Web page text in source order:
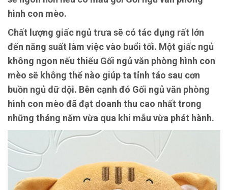
hình con mèo.
Chất lượng giấc ngủ trưa sẽ có tác dụng rất lớn
đến năng suất làm việc vào buổi tối. Một giấc ngủ
không ngon nếu thiếu Gối ngủ văn phòng hình con
mèo sẽ không thể nào giúp ta tỉnh táo sau cơn
buồn ngủ dữ dội. Bên cạnh đó Gối ngủ văn phòng
hình con mèo đã đạt doanh thu cao nhất trong
những tháng năm vừa qua khi mẫu vừa phát hành.